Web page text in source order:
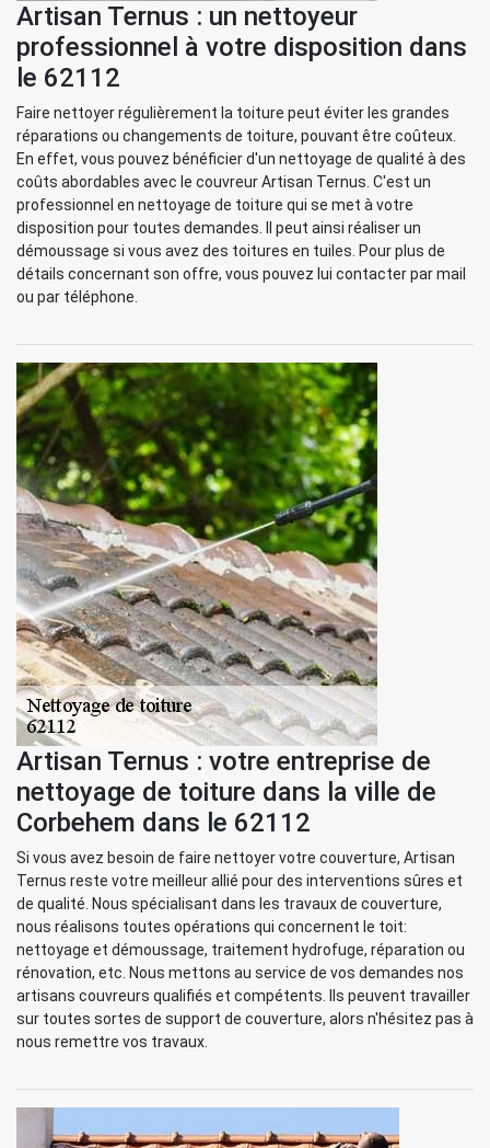
Artisan Ternus : un nettoyeur
professionnel à votre disposition dans
le 62112
Faire nettoyer régulièrement la toiture peut éviter les grandes
réparations ou changements de toiture, pouvant être coûteux.
En effet, vous pouvez bénéficier d'un nettoyage de qualité à des
coûts abordables avec le couvreur Artisan Ternus. C'est un
professionnel en nettoyage de toiture qui se met à votre
disposition pour toutes demandes. Il peut ainsi réaliser un
démoussage si vous avez des toitures en tuiles. Pour plus de
détails concernant son offre, vous pouvez lui contacter par mail
ou par téléphone.
Artisan Ternus : votre entreprise de
nettoyage de toiture dans la ville de
Corbehem dans le 62112
Si vous avez besoin de faire nettoyer votre couverture, Artisan
Ternus reste votre meilleur allié pour des interventions sûres et
de qualité. Nous spécialisant dans les travaux de couverture,
nous réalisons toutes opérations qui concernent le toit:
nettoyage et démoussage, traitement hydrofuge, réparation ou
rénovation, etc. Nous mettons au service de vos demandes nos
artisans couvreurs qualifiés et compétents. Ils peuvent travailler
sur toutes sortes de support de couverture, alors n'hésitez pas à
nous remettre vos travaux.